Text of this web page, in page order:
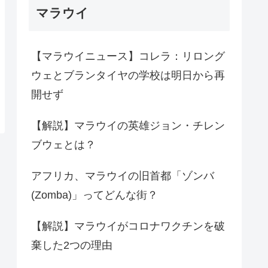
マラウイ
【マラウイニュース】コレラ：リロング
ウェとブランタイヤの学校は明日から再
開せず
【解説】マラウイの英雄ジョン・チレン
ブウェとは？
アフリカ、マラウイの旧首都「ゾンバ
(Zomba)」ってどんな街？
【解説】マラウイがコロナワクチンを破
棄した2つの理由